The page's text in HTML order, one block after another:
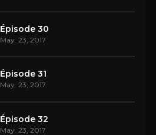
Épisode 30
May. 23, 2017
Épisode 31
May. 23, 2017
Épisode 32
May. 23, 2017